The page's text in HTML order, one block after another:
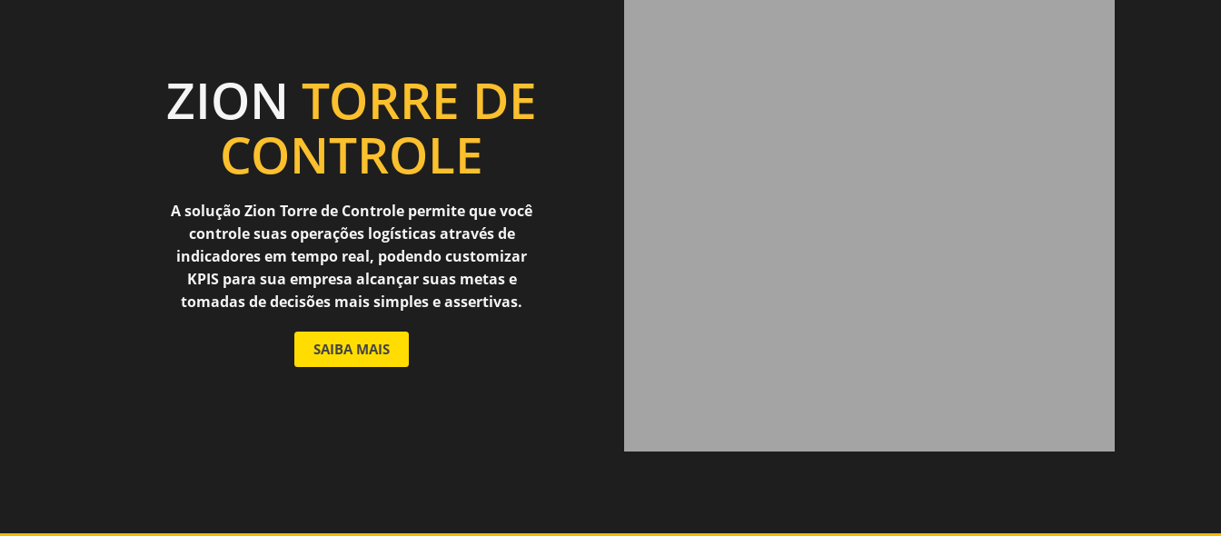
ZION TORRE DE
CONTROLE
A solução Zion Torre de Controle permite que você
controle suas operações logísticas através de
indicadores em tempo real, podendo customizar
KPIS para sua empresa alcançar suas metas e
tomadas de decisões mais simples eassertivas.
SAIBA MAIS